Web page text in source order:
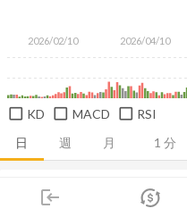
login
市場
日 週 月
2026/02/10 2026/04/10
KD MACD RSI
推薦卡片